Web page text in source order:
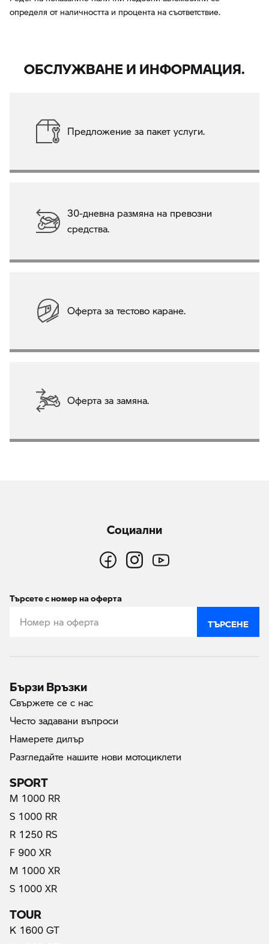
определя от наличността и процента на съответствие.
ОБСЛУЖВАНЕ И ИНФОРМАЦИЯ.
Предложение за пакет услуги.
30-дневна размяна на превозни
средства.
Оферта за тестово каране.
Оферта за замяна.
Социални
Търсете с номер на оферта
ТЪРСЕНЕ
Бързи Връзки
Свържете се с нас
Често задавани въпроси
Намерете дилър
Разгледайте нашите нови мотоциклети
SPORT
M 1000 RR
S 1000 RR
R 1250 RS
F 900 XR
M 1000 XR
S 1000 XR
TOUR
K 1600 GT